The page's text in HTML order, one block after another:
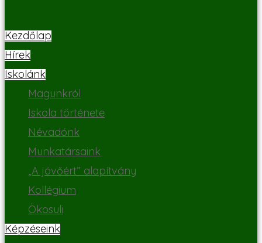
Kezdőlap
Hírek
Iskolánk
Magunkról
Iskola története
Névadónk
Munkatársaink
„A jövőért” alapítvány
Kollégium
Ökosuli
Képzéseink